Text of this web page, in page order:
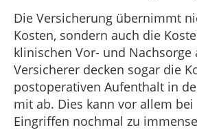
Die Versicherung übernimmt
Kosten, sondern auch die
klinischen Vor- und Nachsorge
Versicherer decken sogar die
postoperativen Aufenthalt in
mit ab. Dies kann vor allem
Eingriffen nochmal zu